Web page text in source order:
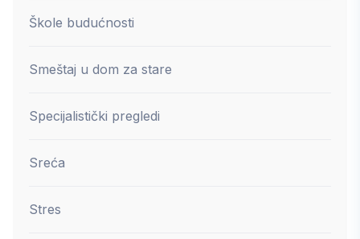
Škole budućnosti
Smeštaj u dom za stare
Specijalistički pregledi
Sreća
Stres